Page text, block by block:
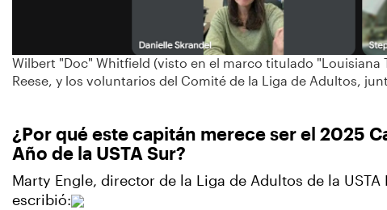
Wilbert "Doc" Whitfield (visto en el marco titulado "Louisiana
Reese, y los voluntarios del Comité de la Liga de Adultos,
¿Por qué este capitán merece ser el 2025
Año de la USTA Sur?
Marty Engle, director de la Liga de Adultos de la USTA
escribió: